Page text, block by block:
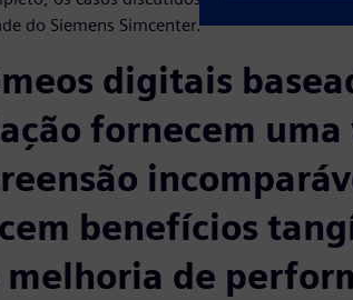
do Siemens Simcenter.
digitais
fornecem uma
benefícios
melhoria de